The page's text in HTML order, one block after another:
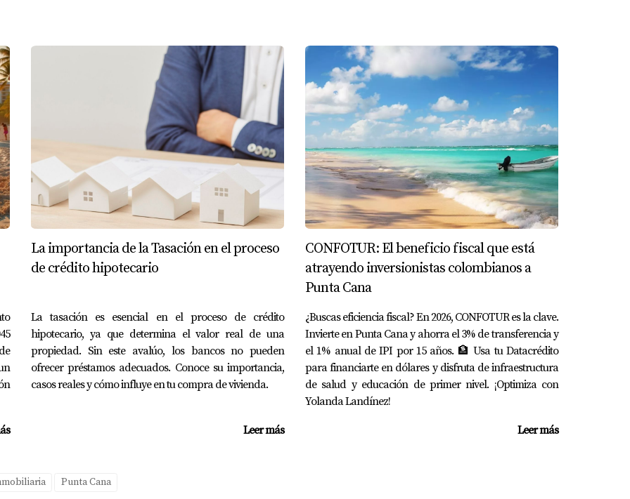
sus inversiones comprando varias propiedades en Punta Cana. Al principio, tenía dudas sobre si era una
con otros inversores, se sintió seguro y realizó su compra. Hoy en día, Juan no solo disfruta de su
significativos gracias al alquiler a turistas durante todo el año. Para él, invertir en Punta Cana ha
aumentar su patrimonio.
apartamento en Punta Cana como inversión. Con el auge del turismo, vieron una oportunidad para
ajustes y mejoras en la propiedad, comenzaron a recibir huéspedes casi inmediatamente. Su éxito se
una experiencia memorable para sus inquilinos. Gracias a esto, han logrado recuperar su inversión
decisión transformadora si se hace con cuidado y preparación. Las oportunidades son abundantes
del mercado inmobiliario; sin embargo, también es importante estar consciente de los desafíos que
todas tus opciones antes de dar este importante paso. Recuerda que contar con el apoyo
viaje hacia la propiedad ideal o la inversión perfecta. Si deseas explorar más sobre cómo comprar o
Yolanda Landinez, quien está lista para ayudarte a encontrar las mejores oportunidades disponibles.
La importancia de la Tasación en el proceso
de crédito hipotecario
La tasación es esencial en el proceso de crédito
hipotecario, ya que determina el valor real de una
propiedad. Sin este avalúo, los bancos no pueden
ofrecer préstamos adecuados. Conoce su importancia,
casos reales y cómo influye en tu compra de vivienda.
Leer más
CONFOTUR: El beneficio fiscal que está
atrayendo inversionistas colombianos a
Punta Cana
¿Buscas eficiencia fiscal? En 2026, CONFOTUR es la clave.
Invierte en Punta Cana y ahorra el 3% de transferencia y
el 1% anual de IPI por 15 años. 🏦 Usa tu Datacrédito
para financiarte en dólares y disfruta de infraestructura
de salud y educación de primer nivel. ¡Optimiza con
Yolanda Landínez!
Leer más
Punta Cana